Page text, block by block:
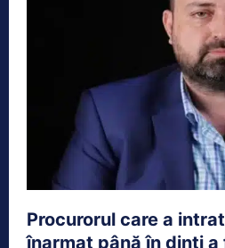
Procurorul care a
înarmat până în dinți